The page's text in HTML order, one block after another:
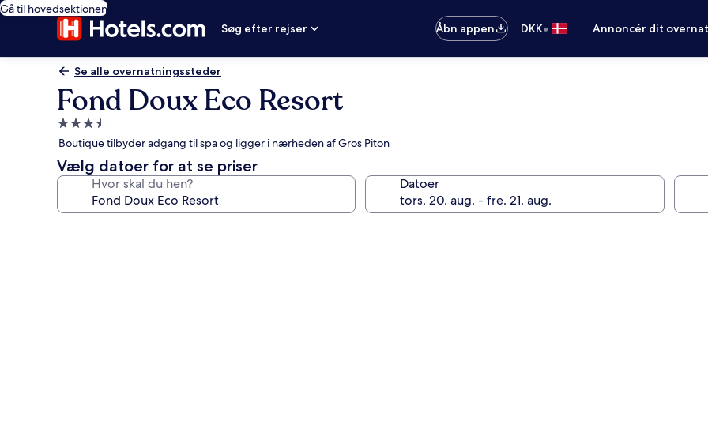
Gå til hovedsektionen
Søg efter rejser
Åbn appen DKK• Annoncér dit
Se alle overnatningssteder
Fond Doux Eco Resort
3.5-
stjernet
overnatningssted
Boutique tilbyder adgang til spa og ligger i nærheden af Gros Piton
Vælg datoer for at se priser
Hvor skal du hen? Datoer